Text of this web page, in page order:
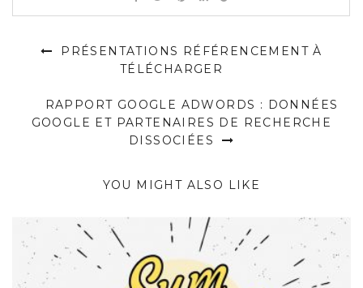
PRÉSENTATIONS RÉFÉRENCEMENT À
TÉLÉCHARGER
RAPPORT GOOGLE ADWORDS : DONNÉES
GOOGLE ET PARTENAIRES DE RECHERCHE
DISSOCIÉES
YOU MIGHT ALSO LIKE